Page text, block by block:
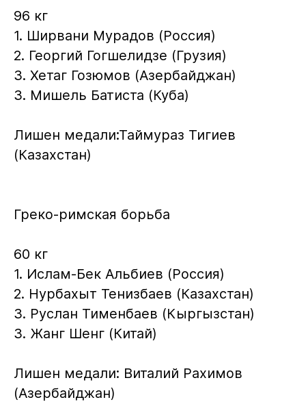
96 кг
1. Ширвани Мурадов (Россия)
2. Георгий Гогшелидзе (Грузия)
3. Хетаг Гозюмов (Азербайджан)
3. Мишель Батиста (Куба)
Лишен медали:Таймураз Тигиев
(Казахстан)
Греко-римская борьба
60 кг
1. Ислам-Бек Альбиев (Россия)
2. Нурбахыт Тенизбаев (Казахстан)
3. Руслан Тименбаев (Кыргызстан)
3. Жанг Шенг (Китай)
Лишен медали: Виталий Рахимов
(Азербайджан)